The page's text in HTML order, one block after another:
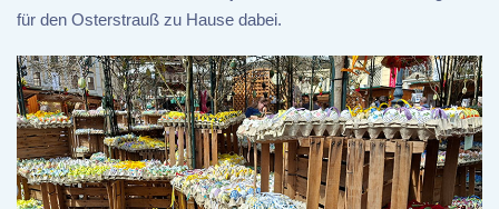
für den Osterstrauß zu Hause dabei.